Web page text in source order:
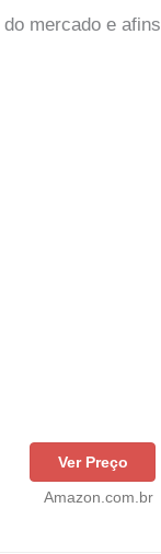
do mercado e
Ver Preço
Amazon.com.br